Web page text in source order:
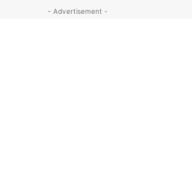
- Advertisement -